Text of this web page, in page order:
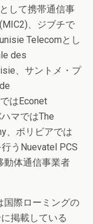
して携帯通信事
、ジブチで
Telecomとし
des
、サントメ・プ
はEconet
マではThe
、ボリビアでは
うNuevatel PCS
動体通信事業者
国際ローミングの
掲載している